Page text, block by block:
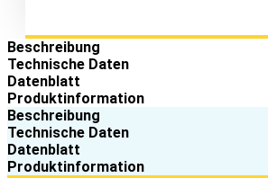
für
Trapezprofile
7,3
x
45,
EPDM-
Alu
lackiert
RAL
Beschreibung
Technische Daten
Datenblatt
Produktinformation
Beschreibung
Technische Daten
Datenblatt
Produktinformation